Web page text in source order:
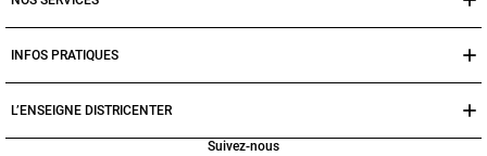
INFOS PRATIQUES
L’ENSEIGNE DISTRICENTER
Suivez-nous